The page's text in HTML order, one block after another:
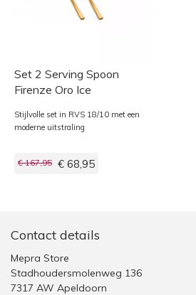
Set 2 Serving Spoon
Firenze Oro Ice
Stijlvolle set in RVS 18/10 met een
moderne uitstraling
€ 167,95 € 68,95
Contact details
Mepra Store
Stadhoudersmolenweg 136
7317 AW Apeldoorn